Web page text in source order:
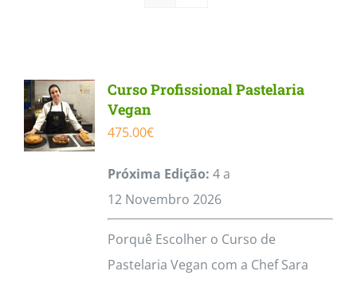
Curso Profissional Pastelaria
Vegan
475.00€
Próxima Edição: 4 a
12 Novembro 2026
Porquê Escolher o Curso de
Pastelaria Vegan com a Chef Sara